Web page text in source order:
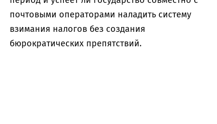
почтовыми операторами наладить систему
взимания налогов без создания
бюрократических препятствий.